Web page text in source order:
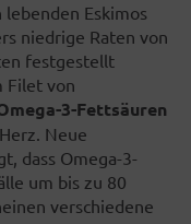
lebenden Eskimos
niedrige Raten von
festgestellt
Filet von
3-Fettsäuren
Neue
dass Omega-3-
um bis zu 80
verschiedene